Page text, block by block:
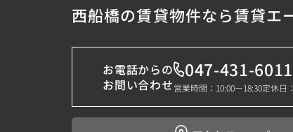
西船橋の賃貸物件なら賃貸エ
お電話からの
お問い合わせ
047-431-6011
営業時間：10:00－18:30定休日